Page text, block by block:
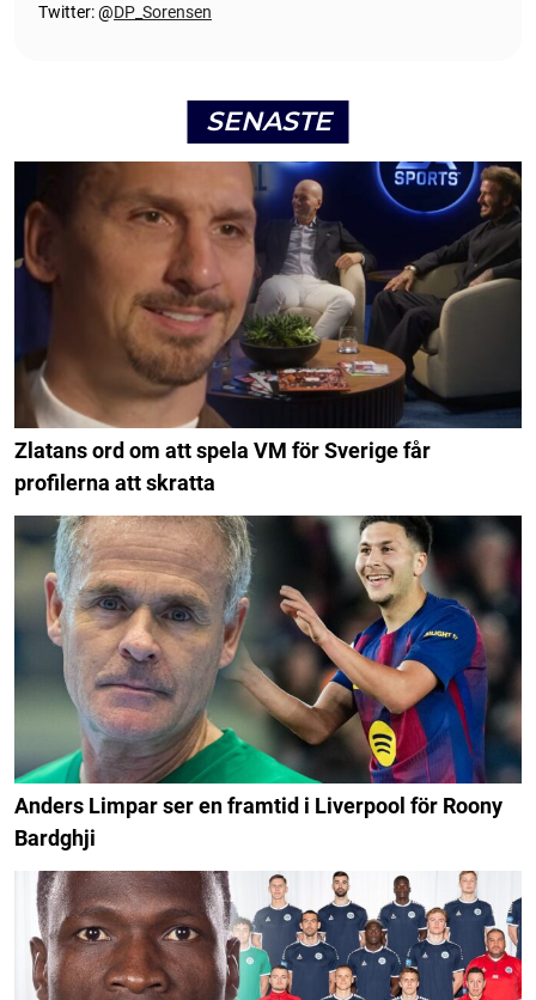
Twitter: @DP_Sorensen
SENASTE
Zlatans ord om att spela VM för Sverige får
profilerna att skratta
Anders Limpar ser en framtid i Liverpool för Roony
Bardghji